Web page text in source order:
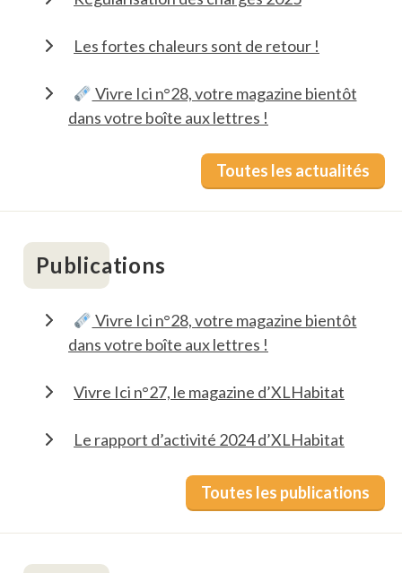
Les fortes chaleurs sont de retour !
Vivre Ici n°28, votre magazine bientôt
dans votre boîte aux lettres !
Toutes les actualités
Publications
Vivre Ici n°28, votre magazine bientôt
dans votre boîte aux lettres !
Vivre Ici n°27, le magazine d’XLHabitat
Le rapport d’activité 2024 d’XLHabitat
Toutes les publications